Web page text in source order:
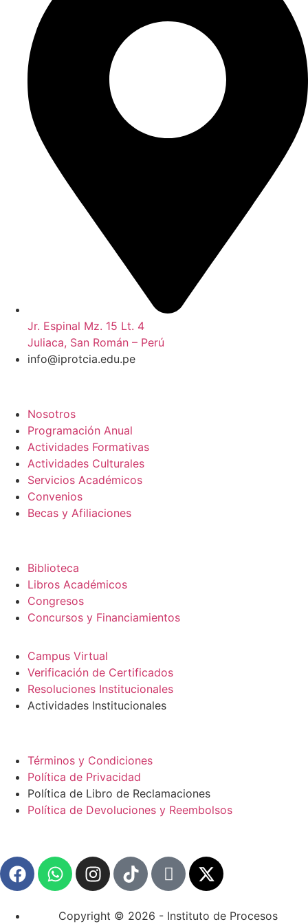
Jr. Espinal Mz. 15 Lt. 4
Juliaca, San Román – Perú
info@iprotcia.edu.pe
Nosotros
Programación Anual
Actividades Formativas
Actividades Culturales
Servicios Académicos
Convenios
Becas y Afiliaciones
Biblioteca
Libros Académicos
Congresos
Concursos y Financiamientos
Campus Virtual
Verificación de Certificados
Resoluciones Institucionales
Actividades Institucionales
Términos y Condiciones
Política de Privacidad
Política de Libro de Reclamaciones
Política de Devoluciones y Reembolsos
Copyright © 2026 - Instituto de Procesos